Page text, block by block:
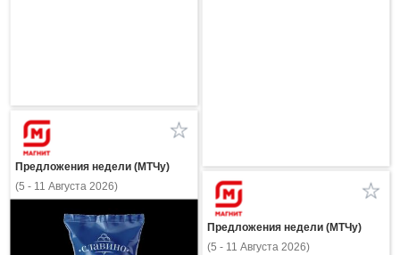
Предложения недели (МТЧу)
(5 - 11 Августа 2026)
Предложения недели (МТЧу)
(5 - 11 Августа 2026)